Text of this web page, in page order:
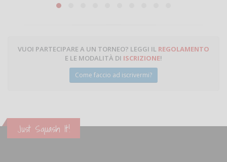
VUOI PARTECIPARE A UN TORNEO? LEGGI IL REGOLAMENTO
E LE MODALITÀ DI ISCRIZIONE!
Come faccio ad iscrivermi?
Just Squash It!